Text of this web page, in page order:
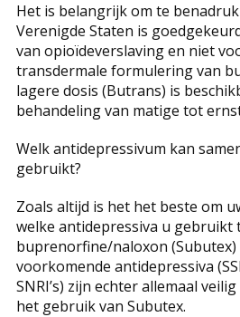
Het is belangrijk om te
Verenigde Staten is
van opioïdeverslaving en niet
transdermale formulering van
lagere dosis (Butrans) is
behandeling van matige tot
Welk antidepressivum kan
gebruikt?
Zoals altijd is het het beste om
welke antidepressiva u gebruikt
buprenorfine/naloxon
voorkomende antidepressiva
SNRI’s) zijn echter allemaal
het gebruik van Subutex.